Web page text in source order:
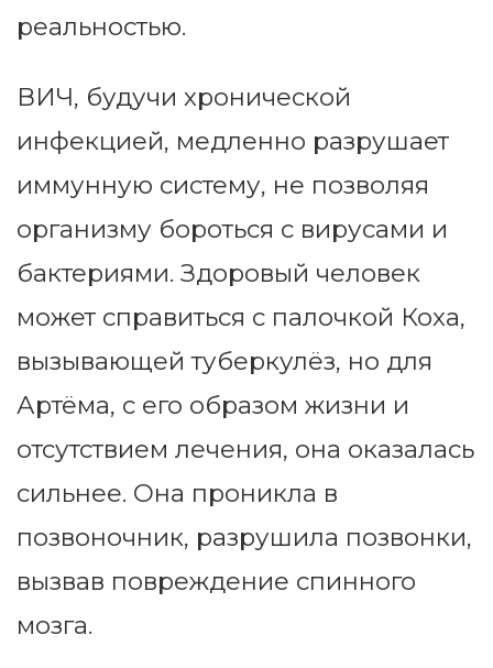
реальностью.
ВИЧ, будучи хронической
инфекцией, медленно разрушает
иммунную систему, не позволяя
организму бороться с вирусами и
бактериями. Здоровый человек
может справиться с палочкой Коха,
вызывающей туберкулёз, но для
Артёма, с его образом жизни и
отсутствием лечения, она оказалась
сильнее. Она проникла в
позвоночник, разрушила позвонки,
вызвав повреждение спинного
мозга.